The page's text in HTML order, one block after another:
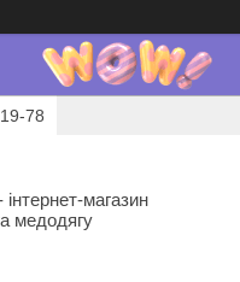
78
магазин
медодягу